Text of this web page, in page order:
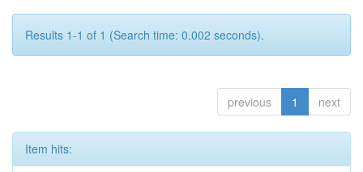
Results 1-1 of 1 (Search time: 0.002 seconds).
previous 1 next
Item hits: